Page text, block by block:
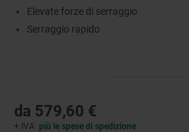
Elevate forze di serraggio
Serraggio rapido
da 579,60 €
+ IVA più le spese di spedizione